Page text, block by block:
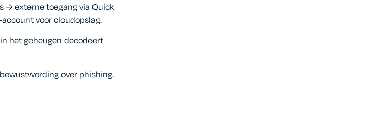
→ externe toegang via Quick
voor cloudopslag.
het geheugen decodeert
over phishing.